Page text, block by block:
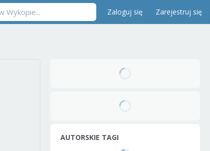
Zaloguj się Zarejestruj się
AUTORSKIE TAGI